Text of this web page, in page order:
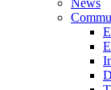
News